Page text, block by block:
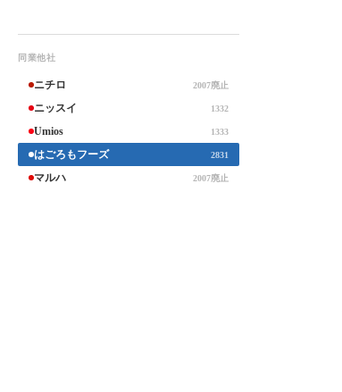
同業他社
ニチロ 2007廃止
ニッスイ 1332
Umios 1333
はごろもフーズ 2831
マルハ 2007廃止